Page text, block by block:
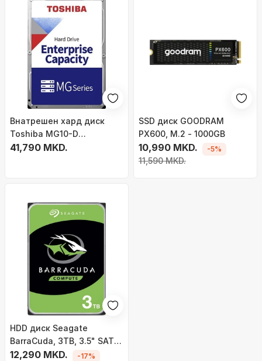
Внатрешен хард диск
Toshiba MG10-D
MG10SDA800E, 8TB, 3.5",
41,790 MKD.
SSD диск GOODRAM
PX600, M.2 - 1000GB
10,990 MKD.
11,590 MKD.
-5%
HDD диск Seagate
BarraCuda, 3TB, 3.5" SATA
III
12,290 MKD. -17%